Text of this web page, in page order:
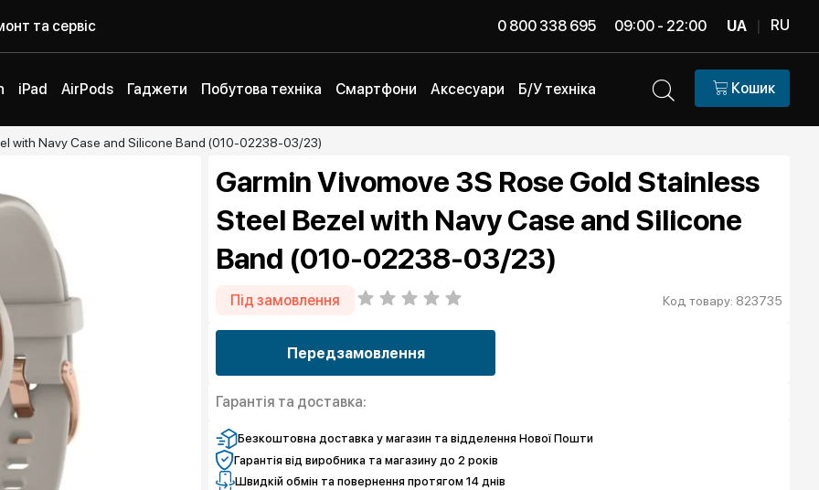
та сервіс 0 800 338 695 09:00 - 22:00 UA | RU
iPad AirPods Гаджети Побутова техніка Смартфони Аксесуари Б/У техніка Кошик
with Navy Case and Silicone Band (010-02238-03/23)
Garmin Vivomove 3S Rose Gold Stainless
Steel Bezel with Navy Case and Silicone
Band (010-02238-03/23)
Під замовлення Код товару: 823735
Передзамовлення
Гарантія та доставка:
Безкоштовна доставка у магазин та відделення Нової Пошти
Гарантія від виробника та магазину до 2 років
Швидкій обмін та повернення протягом 14 днів